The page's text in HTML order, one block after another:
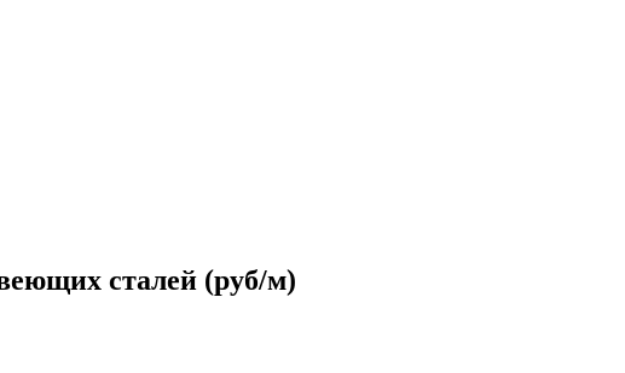
сталей (руб/м)